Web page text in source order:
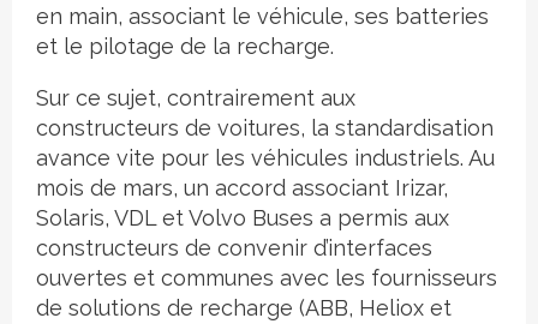
en main, associant le véhicule, ses batteries
et le pilotage de la recharge.
Sur ce sujet, contrairement aux
constructeurs de voitures, la standardisation
avance vite pour les véhicules industriels. Au
mois de mars, un accord associant Irizar,
Solaris, VDL et Volvo Buses a permis aux
constructeurs de convenir d’interfaces
ouvertes et communes avec les fournisseurs
de solutions de recharge (ABB, Heliox et